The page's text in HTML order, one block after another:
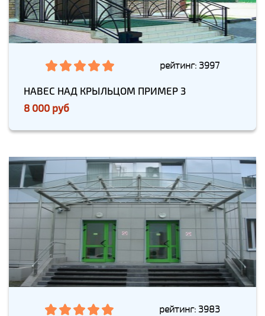
рейтинг: 3997
НАВЕС НАД КРЫЛЬЦОМ ПРИМЕР 3
8 000 руб
рейтинг: 3983